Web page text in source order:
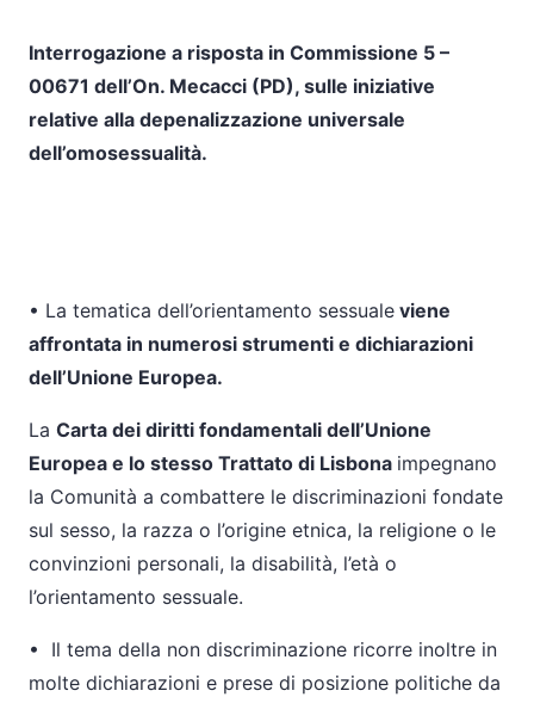
Interrogazione a risposta in Commissione 5 –
00671 dell’On. Mecacci (PD), sulle iniziative
relative alla depenalizzazione universale
dell’omosessualità.
• La tematica dell’orientamento sessuale viene
affrontata in numerosi strumenti e dichiarazioni
dell’Unione Europea.
La Carta dei diritti fondamentali dell’Unione
Europea e lo stesso Trattato di Lisbona impegnano
la Comunità a combattere le discriminazioni fondate
sul sesso, la razza o l’origine etnica, la religione o le
convinzioni personali, la disabilità, l’età o
l’orientamento sessuale.
•
Il tema della non discriminazione ricorre inoltre in
molte dichiarazioni e prese di posizione politiche da